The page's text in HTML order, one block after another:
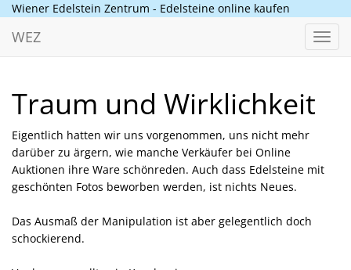
Wiener Edelstein Zentrum - Edelsteine online kaufen
WEZ
Traum und Wirklichkeit
Eigentlich hatten wir uns vorgenommen, uns nicht mehr
darüber zu ärgern, wie manche Verkäufer bei Online
Auktionen ihre Ware schönreden. Auch dass Edelsteine mit
geschönten Fotos beworben werden, ist nichts Neues.
Das Ausmaß der Manipulation ist aber gelegentlich doch
schockierend.